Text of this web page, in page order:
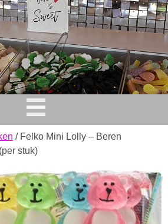
/ Felko Mini Lolly – Beren
stuk)